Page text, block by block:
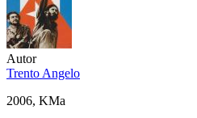
Autor
Trento Angelo
2006, KMa